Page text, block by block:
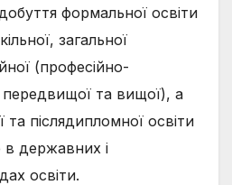
формальної освіти
загальної
(професійно-
передвищої та вищої), а
та післядипломної освіти
державних і
освіти.